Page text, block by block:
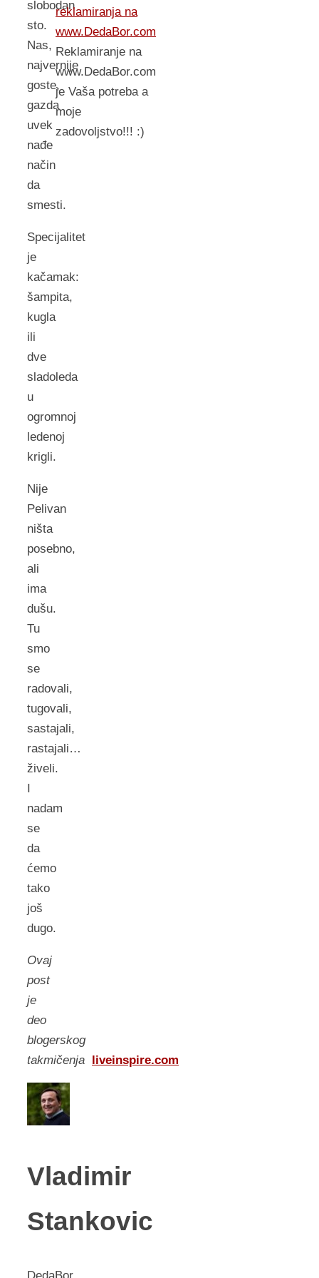
slobodan
sto.
Nas,
najvernije
goste,
gazda
uvek
nađe
način
da
smesti.
Specijalitet
je
kačamak:
šampita,
kugla
ili
dve
sladoleda
u
ogromnoj
ledenoj
krigli.
Nije
Pelivan
ništa
posebno,
ali
ima
dušu.
Tu
smo
se
radovali,
tugovali,
sastajali,
rastajali…
živeli.
I
nadam
se
da
ćemo
tako
još
dugo.
Ovaj
post
je
deo
blogerskog
takmičenja liveinspire.com
Vladimir
Stankovic
reklamiranja na
www.DedaBor.com
Reklamiranje na
www.DedaBor.com
je Vaša potreba a
moje
zadovoljstvo!!! :)